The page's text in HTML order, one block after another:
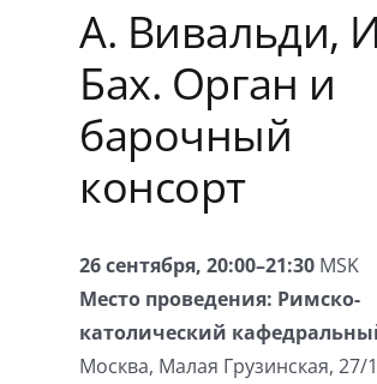
А. Вивальди,
Бах. Орган и
барочный
консорт
26 сентября, 20:00–21:30 MSK
Место проведения: Римско-
католический
Москва, Малая Грузинская, 27/